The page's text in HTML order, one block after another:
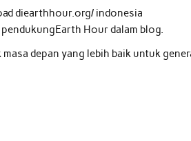
diearthhour.org/ indonesia
Hour dalam blog.
depan yang lebih baik untuk